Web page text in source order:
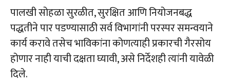
पालखी सोहळा सुरळीत, सुरक्षित आणि नियोजनबद्ध
पद्धतीने पार पडण्यासाठी सर्व विभागांनी परस्पर समन्वयाने
कार्य करावे तसेच भाविकांना कोणत्याही प्रकारची गैरसोय
होणार नाही याची दक्षता घ्यावी, असे निर्देशही त्यांनी यावेळी
दिले.